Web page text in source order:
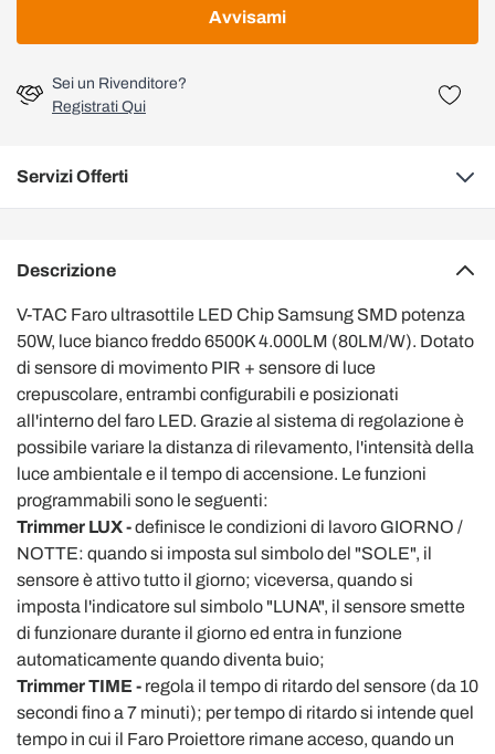
Avvisami
Sei un Rivenditore?
Registrati Qui
Servizi Offerti
Descrizione
V-TAC Faro ultrasottile LED Chip Samsung SMD potenza
50W, luce bianco freddo 6500K 4.000LM (80LM/W). Dotato
di sensore di movimento PIR + sensore di luce
crepuscolare, entrambi configurabili e posizionati
all'interno del faro LED. Grazie al sistema di regolazione è
possibile variare la distanza di rilevamento, l'intensità della
luce ambientale e il tempo di accensione. Le funzioni
programmabili sono le seguenti:
Trimmer LUX -definisce le condizioni di lavoro GIORNO /
NOTTE: quando si imposta sul simbolo del "SOLE", il
sensore è attivo tutto il giorno; viceversa, quando si
imposta l'indicatore sul simbolo "LUNA", il sensore smette
di funzionare durante il giorno ed entra in funzione
automaticamente quando diventa buio;
Trimmer TIME - regola il tempo di ritardo del sensore (da 10
secondi fino a 7 minuti); per tempo di ritardo si intende quel
tempo in cui il Faro Proiettore rimane acceso, quando un